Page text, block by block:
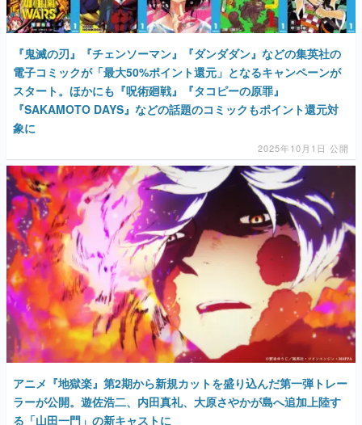
『鬼滅の刃』『チェンソーマン』『ダンダダン』などの集英社の
電子コミックが「最大50%ポイント還元」となるキャンペーンが
スタート。ほかにも『呪術廻戦』『タコピーの原罪』
『SAKAMOTO DAYS』などの話題のコミックもポイント還元対
象に
2025年10月1日 公開
アニメ『地獄楽』第2期から新規カットを盛り込んだ第一弾トレー
ラーが公開。遊佐浩二、内田真礼、大原さやかが島へ追加上陸す
る「山田一門」の新キャストに